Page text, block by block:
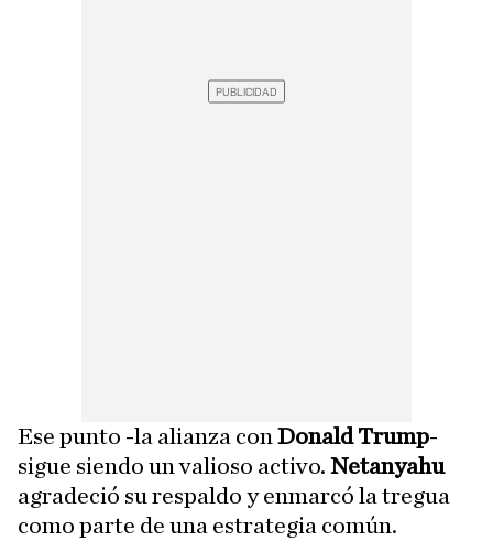
Ese punto -la alianza con Donald Trump-
sigue siendo un valioso activo. Netanyahu
agradeció su respaldo y enmarcó la tregua
como parte de una estrategia común.